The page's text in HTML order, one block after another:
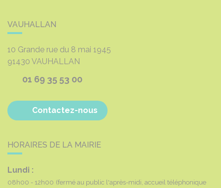
VAUHALLAN
10 Grande rue du 8 mai 1945
91430 VAUHALLAN
01 69 35 53 00
Contactez-nous
HORAIRES DE LA MAIRIE
Lundi :
08h00 - 12h00 (fermé au public l'après-midi, accueil téléphonique